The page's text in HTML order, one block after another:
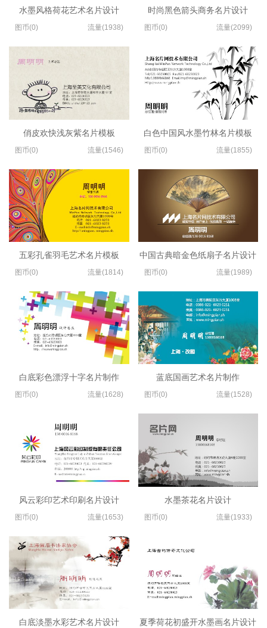
水墨风格荷花艺术名片设计
图币(0) 流量(1938)
俏皮欢快浅灰紫名片模板
图币(0) 流量(1546)
五彩孔雀羽毛艺术名片模板
图币(0) 流量(1814)
白底彩色漂浮十字名片制作
图币(0) 流量(1628)
风云彩印艺术印刷名片设计
图币(0) 流量(1653)
白底淡墨水彩艺术名片设计
时尚黑色箭头商务名片设计
图币(0) 流量(2099)
白色中国风水墨竹林名片模板
图币(0) 流量(1855)
中国古典暗金色纸扇子名片设计
图币(0) 流量(1989)
蓝底国画艺术名片制作
图币(0) 流量(1528)
水墨茶花名片设计
图币(0) 流量(1933)
夏季荷花初盛开水墨画名片设计